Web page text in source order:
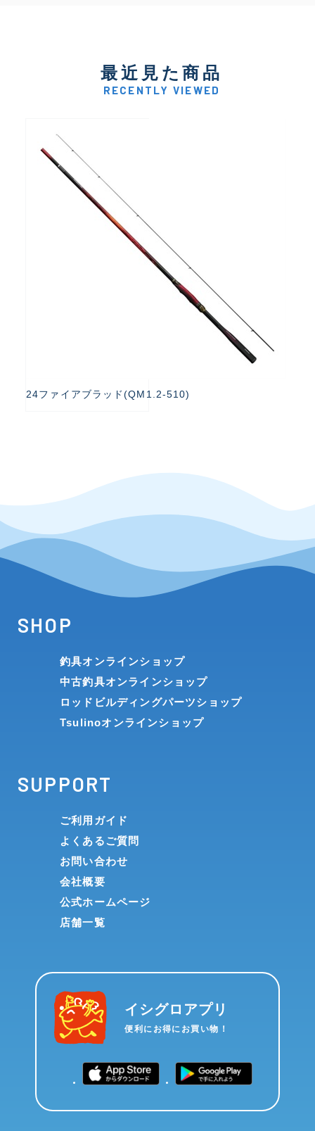
最近見た商品
RECENTLY VIEWED
24ファイアブラッド(QM1.2-510)
SHOP
釣具オンラインショップ
中古釣具オンラインショップ
ロッドビルディングパーツショップ
Tsulinoオンラインショップ
SUPPORT
ご利用ガイド
よくあるご質問
お問い合わせ
会社概要
公式ホームページ
店舗一覧
イシグロアプリ
便利にお得にお買い物！